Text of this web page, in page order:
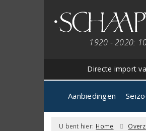
1920 - 2020:
Directe import
Aanbiedingen
U bent hier: Home